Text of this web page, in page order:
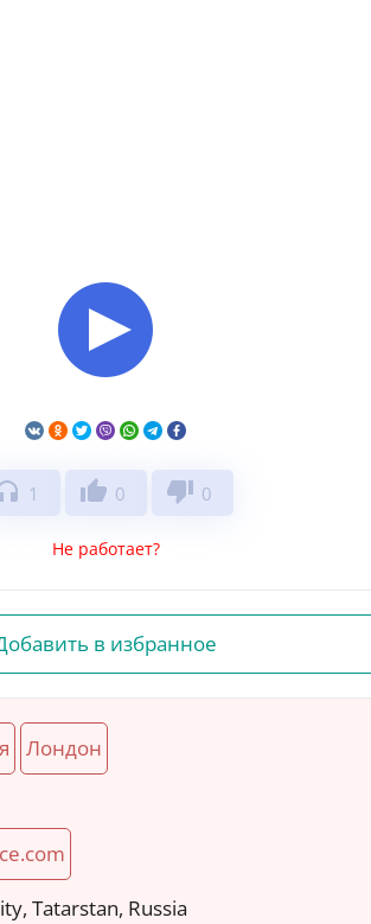
1 thumb_up 0 thumb_down 0
Не работает?
в избранное
Лондон
Tatarstan, Russia